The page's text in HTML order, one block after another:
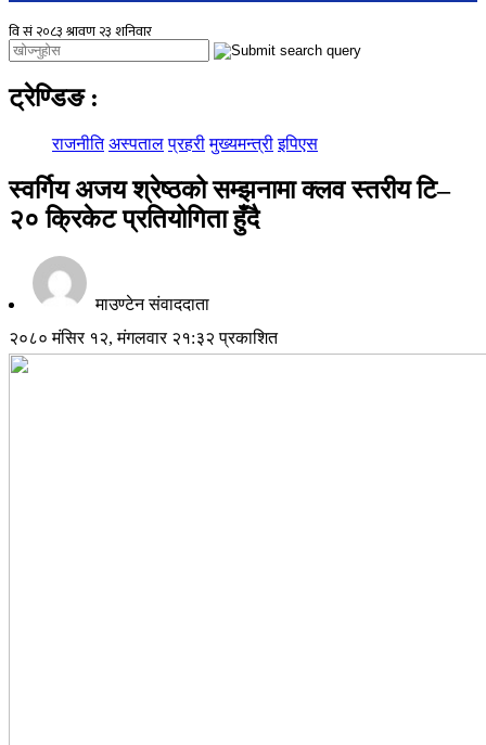
ट्रेण्डिङ :
राजनीति अस्पताल प्रहरी मुख्यमन्त्री इपिएस
स्वर्गिय अजय श्रेष्ठको सम्झनामा क्लव स्तरीय टि–
२० क्रिकेट प्रतियोगिता हुँदै
माउण्टेन संवाददाता
२०८० मंसिर १२, मंगलवार २१:३२ प्रकाशित